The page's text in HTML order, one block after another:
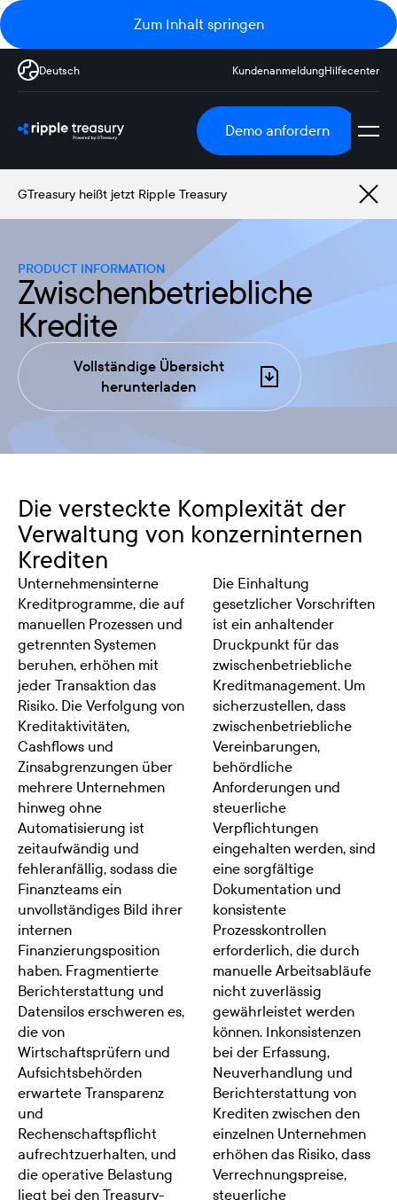
Zum Inhalt springen
Deutsch KundenanmeldungHilfecenter
Demo anfordern
GTreasury heißt jetzt Ripple Treasury
PRODUCT INFORMATION
Zwischenbetriebliche
Kredite
Vollständige Übersicht
herunterladen
Die versteckte Komplexität der
Verwaltung von konzerninternen
Krediten
Unternehmensinterne
Kreditprogramme, die auf
manuellen Prozessen und
getrennten Systemen
beruhen, erhöhen mit
jeder Transaktion das
Risiko. Die Verfolgung von
Kreditaktivitäten,
Cashflows und
Zinsabgrenzungen über
mehrere Unternehmen
hinweg ohne
Automatisierung ist
zeitaufwändig und
fehleranfällig, sodass die
Finanzteams ein
unvollständiges Bild ihrer
internen
Finanzierungsposition
haben. Fragmentierte
Berichterstattung und
Datensilos erschweren es,
die von
Wirtschaftsprüfern und
Aufsichtsbehörden
erwartete Transparenz
und
Rechenschaftspflicht
aufrechtzuerhalten, und
die operative Belastung
liegt bei den Treasury-
Die Einhaltung
gesetzlicher Vorschriften
ist ein anhaltender
Druckpunkt für das
zwischenbetriebliche
Kreditmanagement. Um
sicherzustellen, dass
zwischenbetriebliche
Vereinbarungen,
behördliche
Anforderungen und
steuerliche
Verpflichtungen
eingehalten werden, sind
eine sorgfältige
Dokumentation und
konsistente
Prozesskontrollen
erforderlich, die durch
manuelle Arbeitsabläufe
nicht zuverlässig
gewährleistet werden
können. Inkonsistenzen
bei der Erfassung,
Neuverhandlung und
Berichterstattung von
Krediten zwischen den
einzelnen Unternehmen
erhöhen das Risiko, dass
Verrechnungspreise,
steuerliche